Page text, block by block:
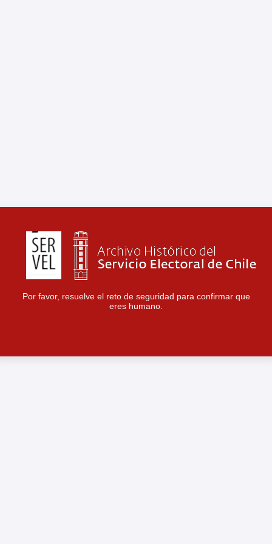
Por favor, resuelve el reto de seguridad para confirmar que
eres humano.